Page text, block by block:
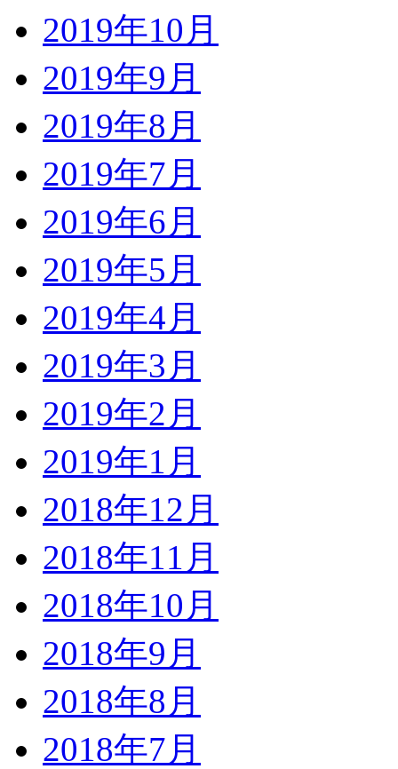
2019年10月
2019年9月
2019年8月
2019年7月
2019年6月
2019年5月
2019年4月
2019年3月
2019年2月
2019年1月
2018年12月
2018年11月
2018年10月
2018年9月
2018年8月
2018年7月